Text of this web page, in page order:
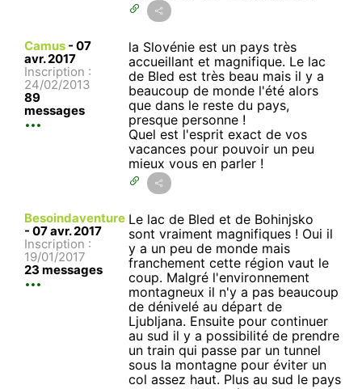
Camus - 07
avr. 2017
Inscription :
24/02/2013
89
messages
la Slovénie est un pays très
accueillant et magnifique. Le lac
de Bled est très beau mais il y a
beaucoup de monde l'été alors
que dans le reste du pays,
presque personne !
Quel est l'esprit exact de vos
vacances pour pouvoir un peu
mieux vous en parler !
Besoindaventure
- 07 avr. 2017
Inscription :
19/01/2017
23 messages
Le lac de Bled et de Bohinjsko
sont vraiment magnifiques ! Oui il
y a un peu de monde mais
franchement cette région vaut le
coup. Malgré l'environnement
montagneux il n'y a pas beaucoup
de dénivelé au départ de
Ljubljana. Ensuite pour continuer
au sud il y a possibilité de prendre
un train qui passe par un tunnel
sous la montagne pour éviter un
col assez haut. Plus au sud le pays